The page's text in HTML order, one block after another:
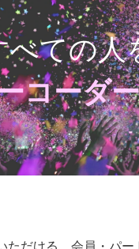
べての人
コーダー